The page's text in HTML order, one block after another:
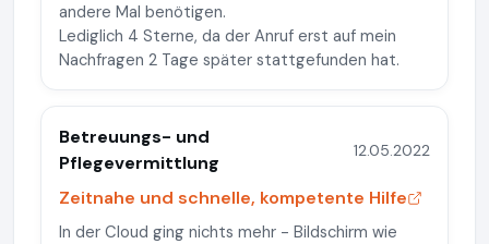
andere Mal benötigen.
Lediglich 4 Sterne, da der Anruf erst auf mein
Nachfragen 2 Tage später stattgefunden hat.
Betreuungs- und
Pflegevermittlung
12.05.2022
Zeitnahe und schnelle, kompetente Hilfe
In der Cloud ging nichts mehr - Bildschirm wie